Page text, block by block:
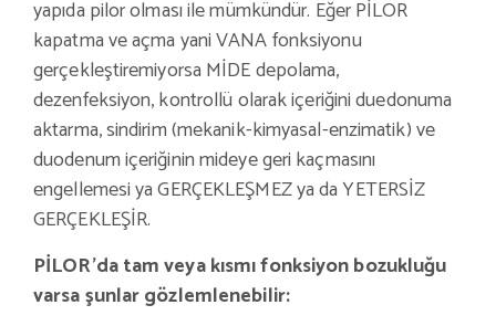
yapıda pilor olması ile mümkündür. Eğer PİLOR
kapatma ve açma yani VANA fonksiyonu
gerçekleştiremiyorsa MİDE depolama,
dezenfeksiyon, kontrollü olarak içeriğini duedonuma
aktarma, sindirim (mekanik-kimyasal-enzimatik) ve
duodenum içeriğinin mideye geri kaçmasını
engellemesi ya GERÇEKLEŞMEZ ya da YETERSİZ
GERÇEKLEŞİR.
PİLOR’da tam veya kısmı fonksiyon bozukluğu
varsa şunlar gözlemlenebilir: